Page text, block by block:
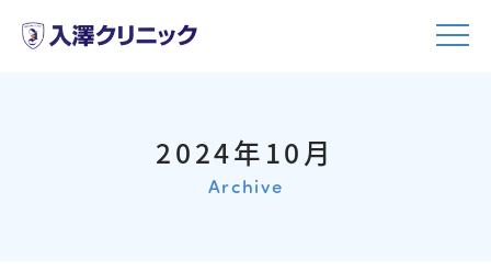
2024年10月
Archive